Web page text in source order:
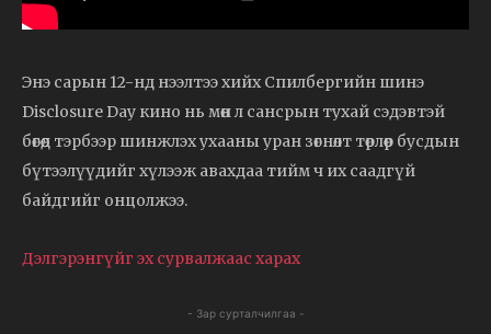
Энэ сарын 12-нд нээлтээ хийх Спилбергийн шинэ
Disclosure Day кино нь мөн л сансрын тухай сэдэвтэй
бөгөөд тэрбээр шинжлэх ухааны уран зөгнөлт төрлөөр бусдын
бүтээлүүдийг хүлээж авахдаа тийм ч их саадгүй
байдгийг онцолжээ.
Дэлгэрэнгүйг эх сурвалжаас харах
- Зар сурталчилгаа -